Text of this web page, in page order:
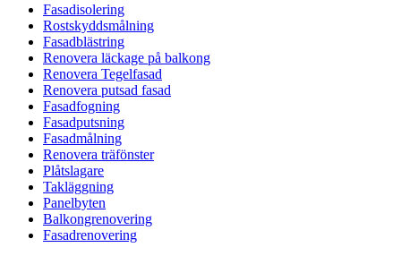
Fasadisolering
Rostskyddsmålning
Fasadblästring
Renovera läckage på balkong
Renovera Tegelfasad
Renovera putsad fasad
Fasadfogning
Fasadputsning
Fasadmålning
Renovera träfönster
Plåtslagare
Takläggning
Panelbyten
Balkongrenovering
Fasadrenovering